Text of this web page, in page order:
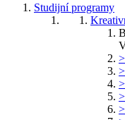
Studijní programy